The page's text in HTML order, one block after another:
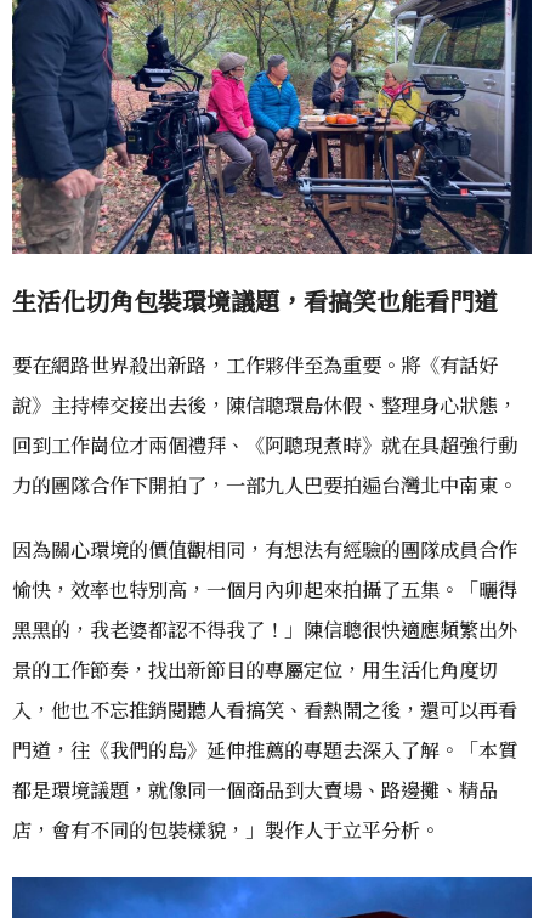
生活化切角包裝環境議題，看搞笑也能看門道
要在網路世界殺出新路，工作夥伴至為重要。將《有話好
說》主持棒交接出去後，陳信聰環島休假、整理身心狀態，
回到工作崗位才兩個禮拜、《阿聰現煮時》就在具超強行動
力的團隊合作下開拍了，一部九人巴要拍遍台灣北中南東。
因為關心環境的價值觀相同，有想法有經驗的團隊成員合作
愉快，效率也特別高，一個月內卯起來拍攝了五集。「曬得
黑黑的，我老婆都認不得我了！」陳信聰很快適應頻繁出外
景的工作節奏，找出新節目的專屬定位，用生活化角度切
入，他也不忘推銷閱聽人看搞笑、看熱鬧之後，還可以再看
門道，往《我們的島》延伸推薦的專題去深入了解。「本質
都是環境議題，就像同一個商品到大賣場、路邊攤、精品
店，會有不同的包裝樣貌，」製作人于立平分析。